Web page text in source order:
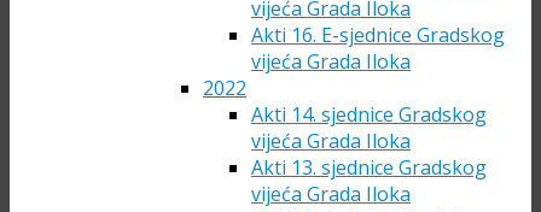
vijeća Grada Iloka
Akti 16. E-sjednice Gradskog
vijeća Grada Iloka
2022
Akti 14. sjednice Gradskog
vijeća Grada Iloka
Akti 13. sjednice Gradskog
vijeća Grada Iloka